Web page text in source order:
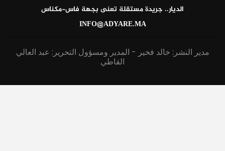
الديار.. جريدة مستقلة تعنى بجهة فاس-مكناس
INFO@ADYARE.MA
مدير النشر: خالد فخير - المدير ومسؤول التحرير: عبد العالي
القاطي